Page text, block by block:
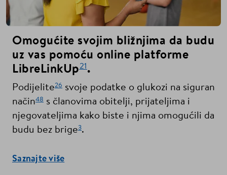
Omogućite svojim bližnjima da budu
uz vas pomoću online platforme
LibreLinkUp21.
Podijelite26 svoje podatke o glukozi na siguran
način48 s članovima obitelji, prijateljima i
njegovateljima kako biste i njima omogućili da
budu bez brige3.
Saznajte više